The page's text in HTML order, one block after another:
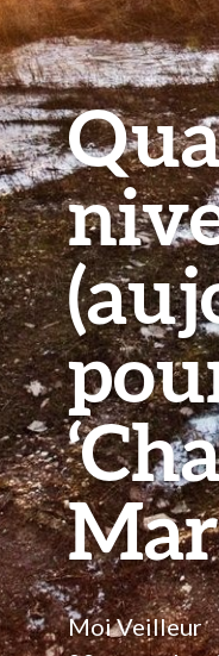
Moi Veilleur